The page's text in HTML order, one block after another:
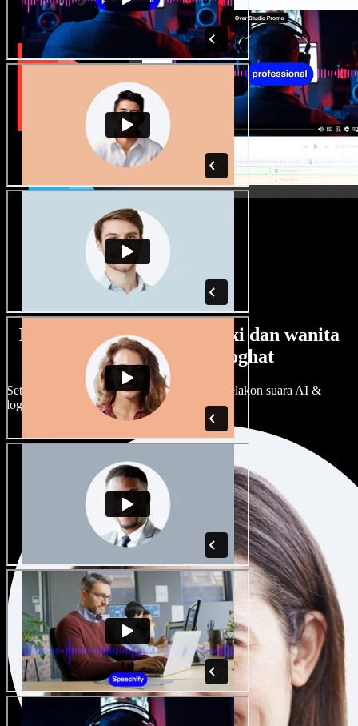
Banyak pilihan suara lelaki dan wanita
dengan pelbagai loghat
Setiap projek boleh jadi unik. Pilih ratusan pelakon suara AI &
loghat, laraskan ikut cita rasa anda.